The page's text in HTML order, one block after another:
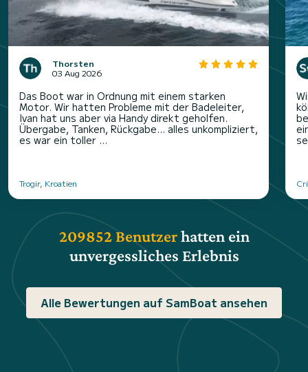
Thorsten
03 Aug 2026
Das Boot war in Ordnung mit einem starken
Motor. Wir hatten Probleme mit der Badeleiter,
Ivan hat uns aber via Handy direkt geholfen.
Übergabe, Tanken, Rückgabe… alles unkompliziert,
es war ein toller ...
Trogir, Kroatien
209852 Benutzerhatten ein
unvergessliches Erlebnis
Alle Bewertungen auf SamBoat ansehen